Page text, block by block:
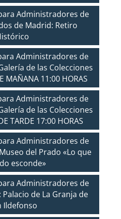
Administradores de
de Madrid: Retiro
Administradores de
de las Colecciones
MAÑANA 11:00 HORAS
Administradores de
de las Colecciones
TARDE 17:00 HORAS
Administradores de
del Prado «Lo que
esconde»
Administradores de
de La Granja de
Ildefonso